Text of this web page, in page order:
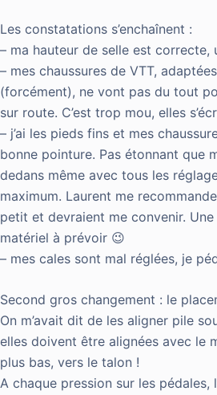
Les constatations s’enchaînent :
– ma hauteur de selle est correcte,
– mes chaussures de VTT,
(forcément), ne vont pas du tout
sur route. C’est trop mou, elles
– j’ai les pieds fins et mes
bonne pointure. Pas étonnant que
dedans même avec tous les
maximum. Laurent me
petit et devraient me convenir.
matériel à prévoir 😉
– mes cales sont mal réglées, je
Second gros changement : le
On m’avait dit de les aligner pile
elles doivent être alignées avec le
plus bas, vers le talon !
A chaque pression sur les pédales,